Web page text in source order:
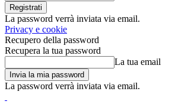
La password verrà inviata via email.
Privacy e cookie
Recupero della password
Recupera la tua password
La tua email
La password verrà inviata via email.